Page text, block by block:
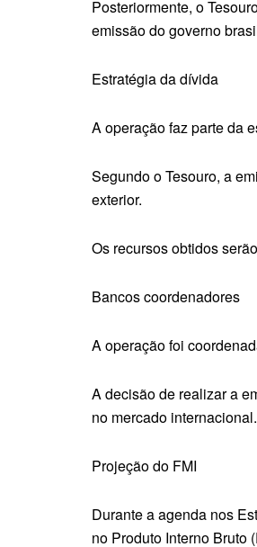
Posteriormente, o
emissão do governo
Estratégia da dívida
A operação faz parte da
Segundo o Tesouro, a
exterior.
Os recursos obtidos
Bancos coordenadores
A operação foi
A decisão de realizar a
no mercado internacional.
Projeção do FMI
Durante a agenda nos
no Produto Interno Bruto